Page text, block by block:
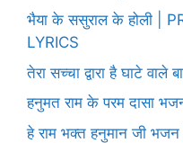
भैया के ससुराल के होली |
LYRICS
तेरा सच्चा द्वारा है घाटे वाले
हनुमत राम के परम दासा
हे राम भक्त हनुमान जी भजन